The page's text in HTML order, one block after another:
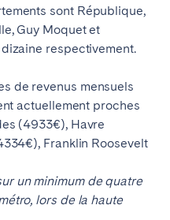
sont République,
Guy Moquet et
respectivement.
de revenus mensuels
actuellement proches
(4933€), Havre
Franklin Roosevelt
un minimum de quatre
lors de la haute